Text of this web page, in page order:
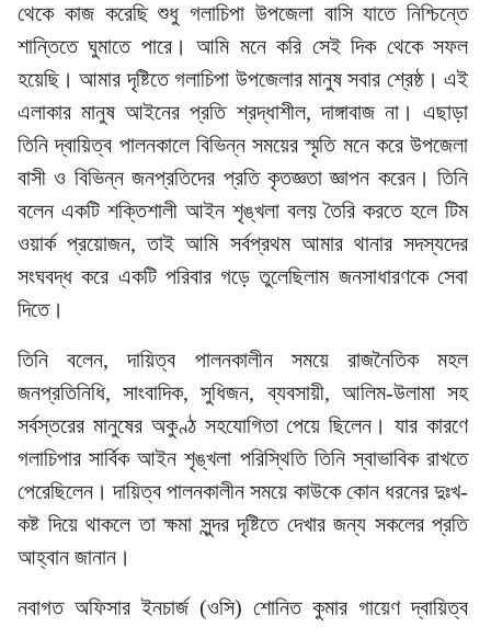
থেকে কাজ করেছি শুধু গলাচিপা উপজেলা বাসি যাতে নিশ্চিন্তে
শান্তিতে ঘুমাতে পারে। আমি মনে করি সেই দিক থেকে সফল
হয়েছি। আমার দৃষ্টিতে গলাচিপা উপজেলার মানুষ সবার শ্রেষ্ঠ। এই
এলাকার মানুষ আইনের প্রতি শ্রদ্ধাশীল, দাঙ্গাবাজ না। এছাড়া
তিনি দ্বায়িত্ব পালনকালে বিভিন্ন সময়ের স্মৃতি মনে করে উপজেলা
বাসী ও বিভিন্ন জনপ্রতিদের প্রতি কৃতজ্ঞতা জ্ঞাপন করেন। তিনি
বলেন একটি শক্তিশালী আইন শৃঙ্খলা বলয় তৈরি করতে হলে টিম
ওয়ার্ক প্রয়োজন, তাই আমি সর্বপ্রথম আমার থানার সদস্যদের
সংঘবদ্ধ করে একটি পরিবার গড়ে তুলেছিলাম জনসাধারণকে সেবা
দিতে।
তিনি বলেন, দায়িত্ব পালনকালীন সময়ে রাজনৈতিক মহল
জনপ্রতিনিধি, সাংবাদিক, সুধিজন, ব্যবসায়ী, আলিম-উলামা সহ
সর্বস্তরের মানুষের অকুণ্ঠ সহযোগিতা পেয়ে ছিলেন। যার কারণে
গলাচিপার সার্বিক আইন শৃঙ্খলা পরিস্থিতি তিনি স্বাভাবিক রাখতে
পেরেছিলেন। দায়িত্ব পালনকালীন সময়ে কাউকে কোন ধরনের দুঃখ-
কষ্ট দিয়ে থাকলে তা ক্ষমা সুন্দর দৃষ্টিতে দেখার জন্য সকলের প্রতি
আহ্বান জানান।
নবাগত অফিসার ইনচার্জ (ওসি) শোনিত কুমার গায়েণ দ্বায়িত্ব